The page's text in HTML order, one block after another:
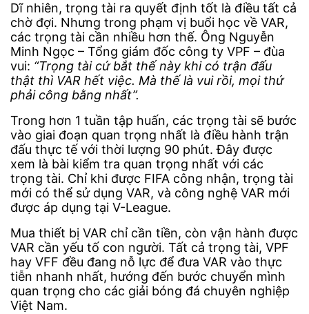
Dĩ nhiên, trọng tài ra quyết định tốt là điều tất cả
chờ đợi. Nhưng trong phạm vị buổi học về VAR,
các trọng tài cần nhiều hơn thế. Ông Nguyễn
Minh Ngọc – Tổng giám đốc công ty VPF – đùa
vui: “Trọng tài cứ bắt thế này khi có trận đấu
thật thì VAR hết việc. Mà thế là vui rồi, mọi thứ
phải công bằng nhất”.
Trong hơn 1 tuần tập huấn, các trọng tài sẽ bước
vào giai đoạn quan trọng nhất là điều hành trận
đấu thực tế với thời lượng 90 phút. Đây được
xem là bài kiểm tra quan trọng nhất với các
trọng tài. Chỉ khi được FIFA công nhận, trọng tài
mới có thể sử dụng VAR, và công nghệ VAR mới
được áp dụng tại V-League.
Mua thiết bị VAR chỉ cần tiền, còn vận hành được
VAR cần yếu tố con người. Tất cả trọng tài, VPF
hay VFF đều đang nỗ lực để đưa VAR vào thực
tiễn nhanh nhất, hướng đến bước chuyển mình
quan trọng cho các giải bóng đá chuyên nghiệp
Việt Nam.